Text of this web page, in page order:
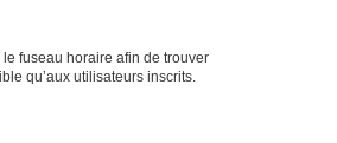
fuseau horaire afin de trouver
qu’aux utilisateurs inscrits.